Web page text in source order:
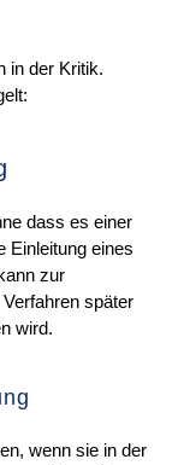
in der Kritik.
dass es einer
Einleitung eines
zur
später
wird.
wenn sie in der